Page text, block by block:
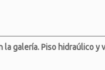
galería. Piso hidraúlico y